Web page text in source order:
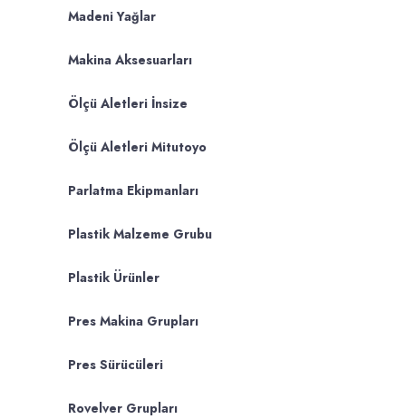
Madeni Yağlar
Makina Aksesuarları
Ölçü Aletleri İnsize
Ölçü Aletleri Mitutoyo
Parlatma Ekipmanları
Plastik Malzeme Grubu
Plastik Ürünler
Pres Makina Grupları
Pres Sürücüleri
Rovelver Grupları